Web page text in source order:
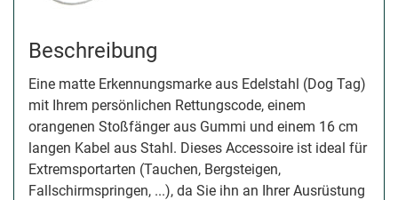
Beschreibung
Eine matte Erkennungsmarke aus Edelstahl (Dog Tag)
mit Ihrem persönlichen Rettungscode, einem
orangenen Stoßfänger aus Gummi und einem 16 cm
langen Kabel aus Stahl. Dieses Accessoire ist ideal für
Extremsportarten (Tauchen, Bergsteigen,
Fallschirmspringen, ...), da Sie ihn an Ihrer Ausrüstung